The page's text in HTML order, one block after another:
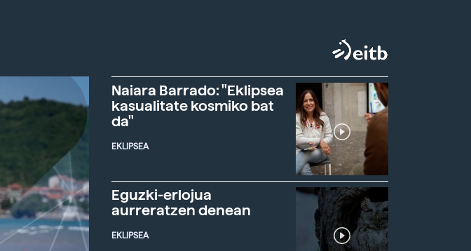
Naiara Barrado: "Eklipsea
kasualitate kosmiko bat
da"
EKLIPSEA
Eguzki-erlojua
aurreratzen denean
EKLIPSEA